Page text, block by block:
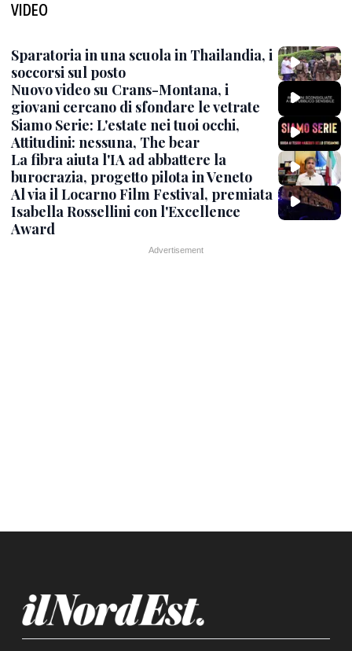
VIDEO
Sparatoria in una scuola in Thailandia, i
soccorsi sul posto
Nuovo video su Crans-Montana, i
giovani cercano di sfondare le vetrate
Siamo Serie: L'estate nei tuoi occhi,
Attitudini: nessuna, The bear
La fibra aiuta l'IA ad abbattere la
burocrazia, progetto pilota in Veneto
Al via il Locarno Film Festival, premiata
Isabella Rossellini con l'Excellence
Award